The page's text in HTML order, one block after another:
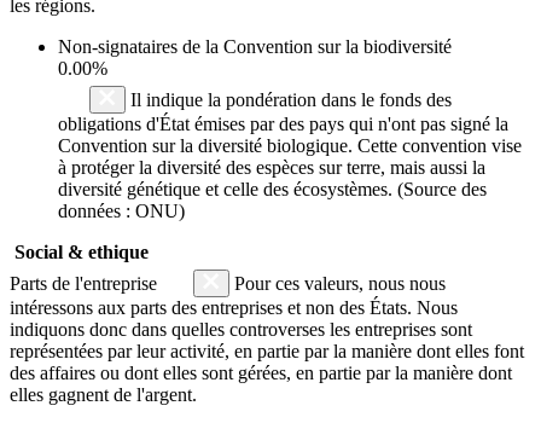
les régions.
Non-signataires de la Convention sur la biodiversité
0.00%
Il indique la pondération dans le fonds des
obligations d'État émises par des pays qui n'ont pas signé la
Convention sur la diversité biologique. Cette convention vise
à protéger la diversité des espèces sur terre, mais aussi la
diversité génétique et celle des écosystèmes. (Source des
données : ONU)
Social & ethique
Parts de l'entreprise
Pour ces valeurs, nous nous
intéressons aux parts des entreprises et non des États. Nous
indiquons donc dans quelles controverses les entreprises sont
représentées par leur activité, en partie par la manière dont elles font
des affaires ou dont elles sont gérées, en partie par la manière dont
elles gagnent de l'argent.